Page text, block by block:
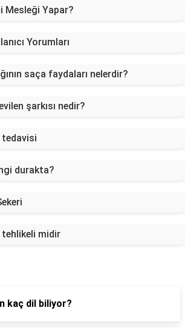
Mesleği Yapar?
Yorumları
saça faydaları nelerdir?
şarkısı nedir?
durakta?
midir
kaç dil biliyor?